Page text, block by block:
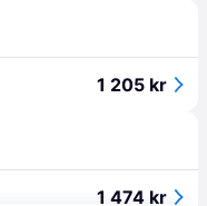
1 205 kr
1 474 kr